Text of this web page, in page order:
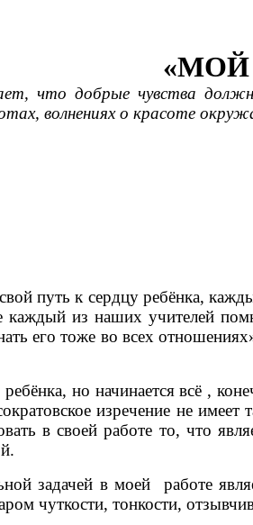
«МОЙ
что добрые чувства
волнениях о красоте
путь к сердцу ребёнка,
из наших учителей
его тоже во всех
но начинается всё ,
изречение не имеет
в своей работе то, что
задачей в моей работе
чуткости, тонкости,